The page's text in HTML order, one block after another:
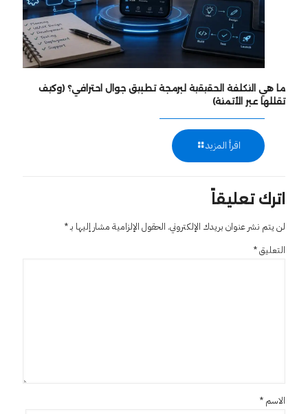
ما هي التكلفة الحقيقية لبرمجة تطبيق جوال احترافي؟ (وكيف
تقللها عبر الأتمتة)
اقرأ المزيد
اترك تعليقاً
لن يتم نشر عنوان بريدك الإلكتروني. الحقول الإلزامية مشار إليها بـ*
التعليق*
الاسم *